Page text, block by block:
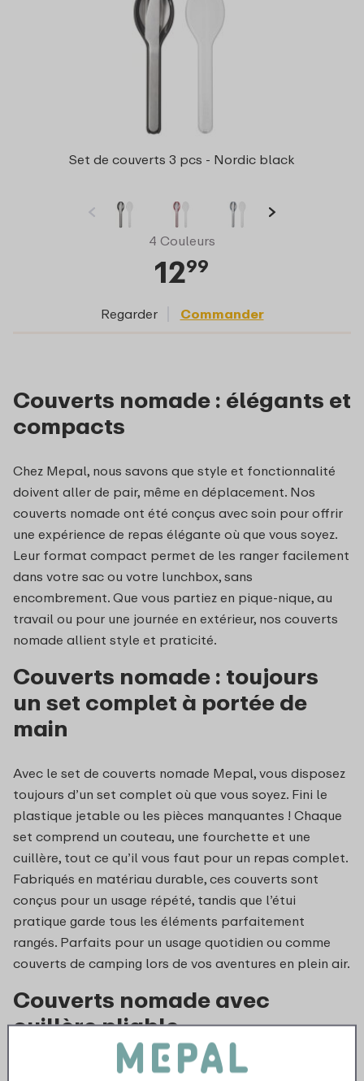
Set de couverts 3 pcs - Nordic black
4 Couleurs
1299
Regarder Commander
Couverts nomade : élégants et
compacts
Chez Mepal, nous savons que style et fonctionnalité
doivent aller de pair, même en déplacement. Nos
couverts nomade ont été conçus avec soin pour offrir
une expérience de repas élégante où que vous soyez.
Leur format compact permet de les ranger facilement
dans votre sac ou votre lunchbox, sans
encombrement. Que vous partiez en pique-nique, au
travail ou pour une journée en extérieur, nos couverts
nomade allient style et praticité.
Couverts nomade : toujours
un set complet à portée de
main
Avec le set de couverts nomade Mepal, vous disposez
toujours d’un set complet où que vous soyez. Fini le
plastique jetable ou les pièces manquantes ! Chaque
set comprend un couteau, une fourchette et une
cuillère, tout ce qu’il vous faut pour un repas complet.
Fabriqués en matériau durable, ces couverts sont
conçus pour un usage répété, tandis que l’étui
pratique garde tous les éléments parfaitement
rangés. Parfaits pour un usage quotidien ou comme
couverts de camping lors de vos aventures en plein air.
Couverts nomade avec
cuillère pliable
Une fonctionnalité innovante de notre set de couverts